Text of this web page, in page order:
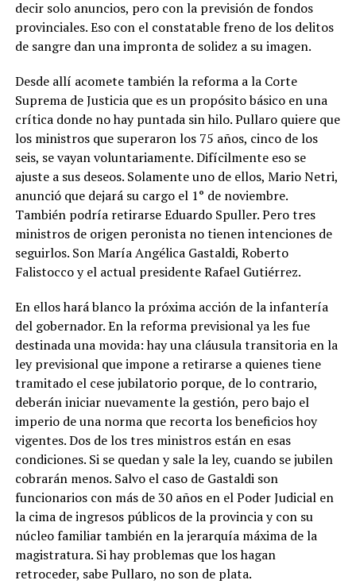
decir solo anuncios, pero con la previsión de fondos
provinciales. Eso con el constatable freno de los delitos
de sangre dan una impronta de solidez a su imagen.
Desde allí acomete también la reforma a la Corte
Suprema de Justicia que es un propósito básico en una
crítica donde no hay puntada sin hilo. Pullaro quiere que
los ministros que superaron los 75 años, cinco de los
seis, se vayan voluntariamente. Difícilmente eso se
ajuste a sus deseos. Solamente uno de ellos, Mario Netri,
anunció que dejará su cargo el 1° de noviembre.
También podría retirarse Eduardo Spuller. Pero tres
ministros de origen peronista no tienen intenciones de
seguirlos. Son María Angélica Gastaldi, Roberto
Falistocco y el actual presidente Rafael Gutiérrez.
En ellos hará blanco la próxima acción de la infantería
del gobernador. En la reforma previsional ya les fue
destinada una movida: hay una cláusula transitoria en la
ley previsional que impone a retirarse a quienes tiene
tramitado el cese jubilatorio porque, de lo contrario,
deberán iniciar nuevamente la gestión, pero bajo el
imperio de una norma que recorta los beneficios hoy
vigentes. Dos de los tres ministros están en esas
condiciones. Si se quedan y sale la ley, cuando se jubilen
cobrarán menos. Salvo el caso de Gastaldi son
funcionarios con más de 30 años en el Poder Judicial en
la cima de ingresos públicos de la provincia y con su
núcleo familiar también en la jerarquía máxima de la
magistratura. Si hay problemas que los hagan
retroceder, sabe Pullaro, no son de plata.